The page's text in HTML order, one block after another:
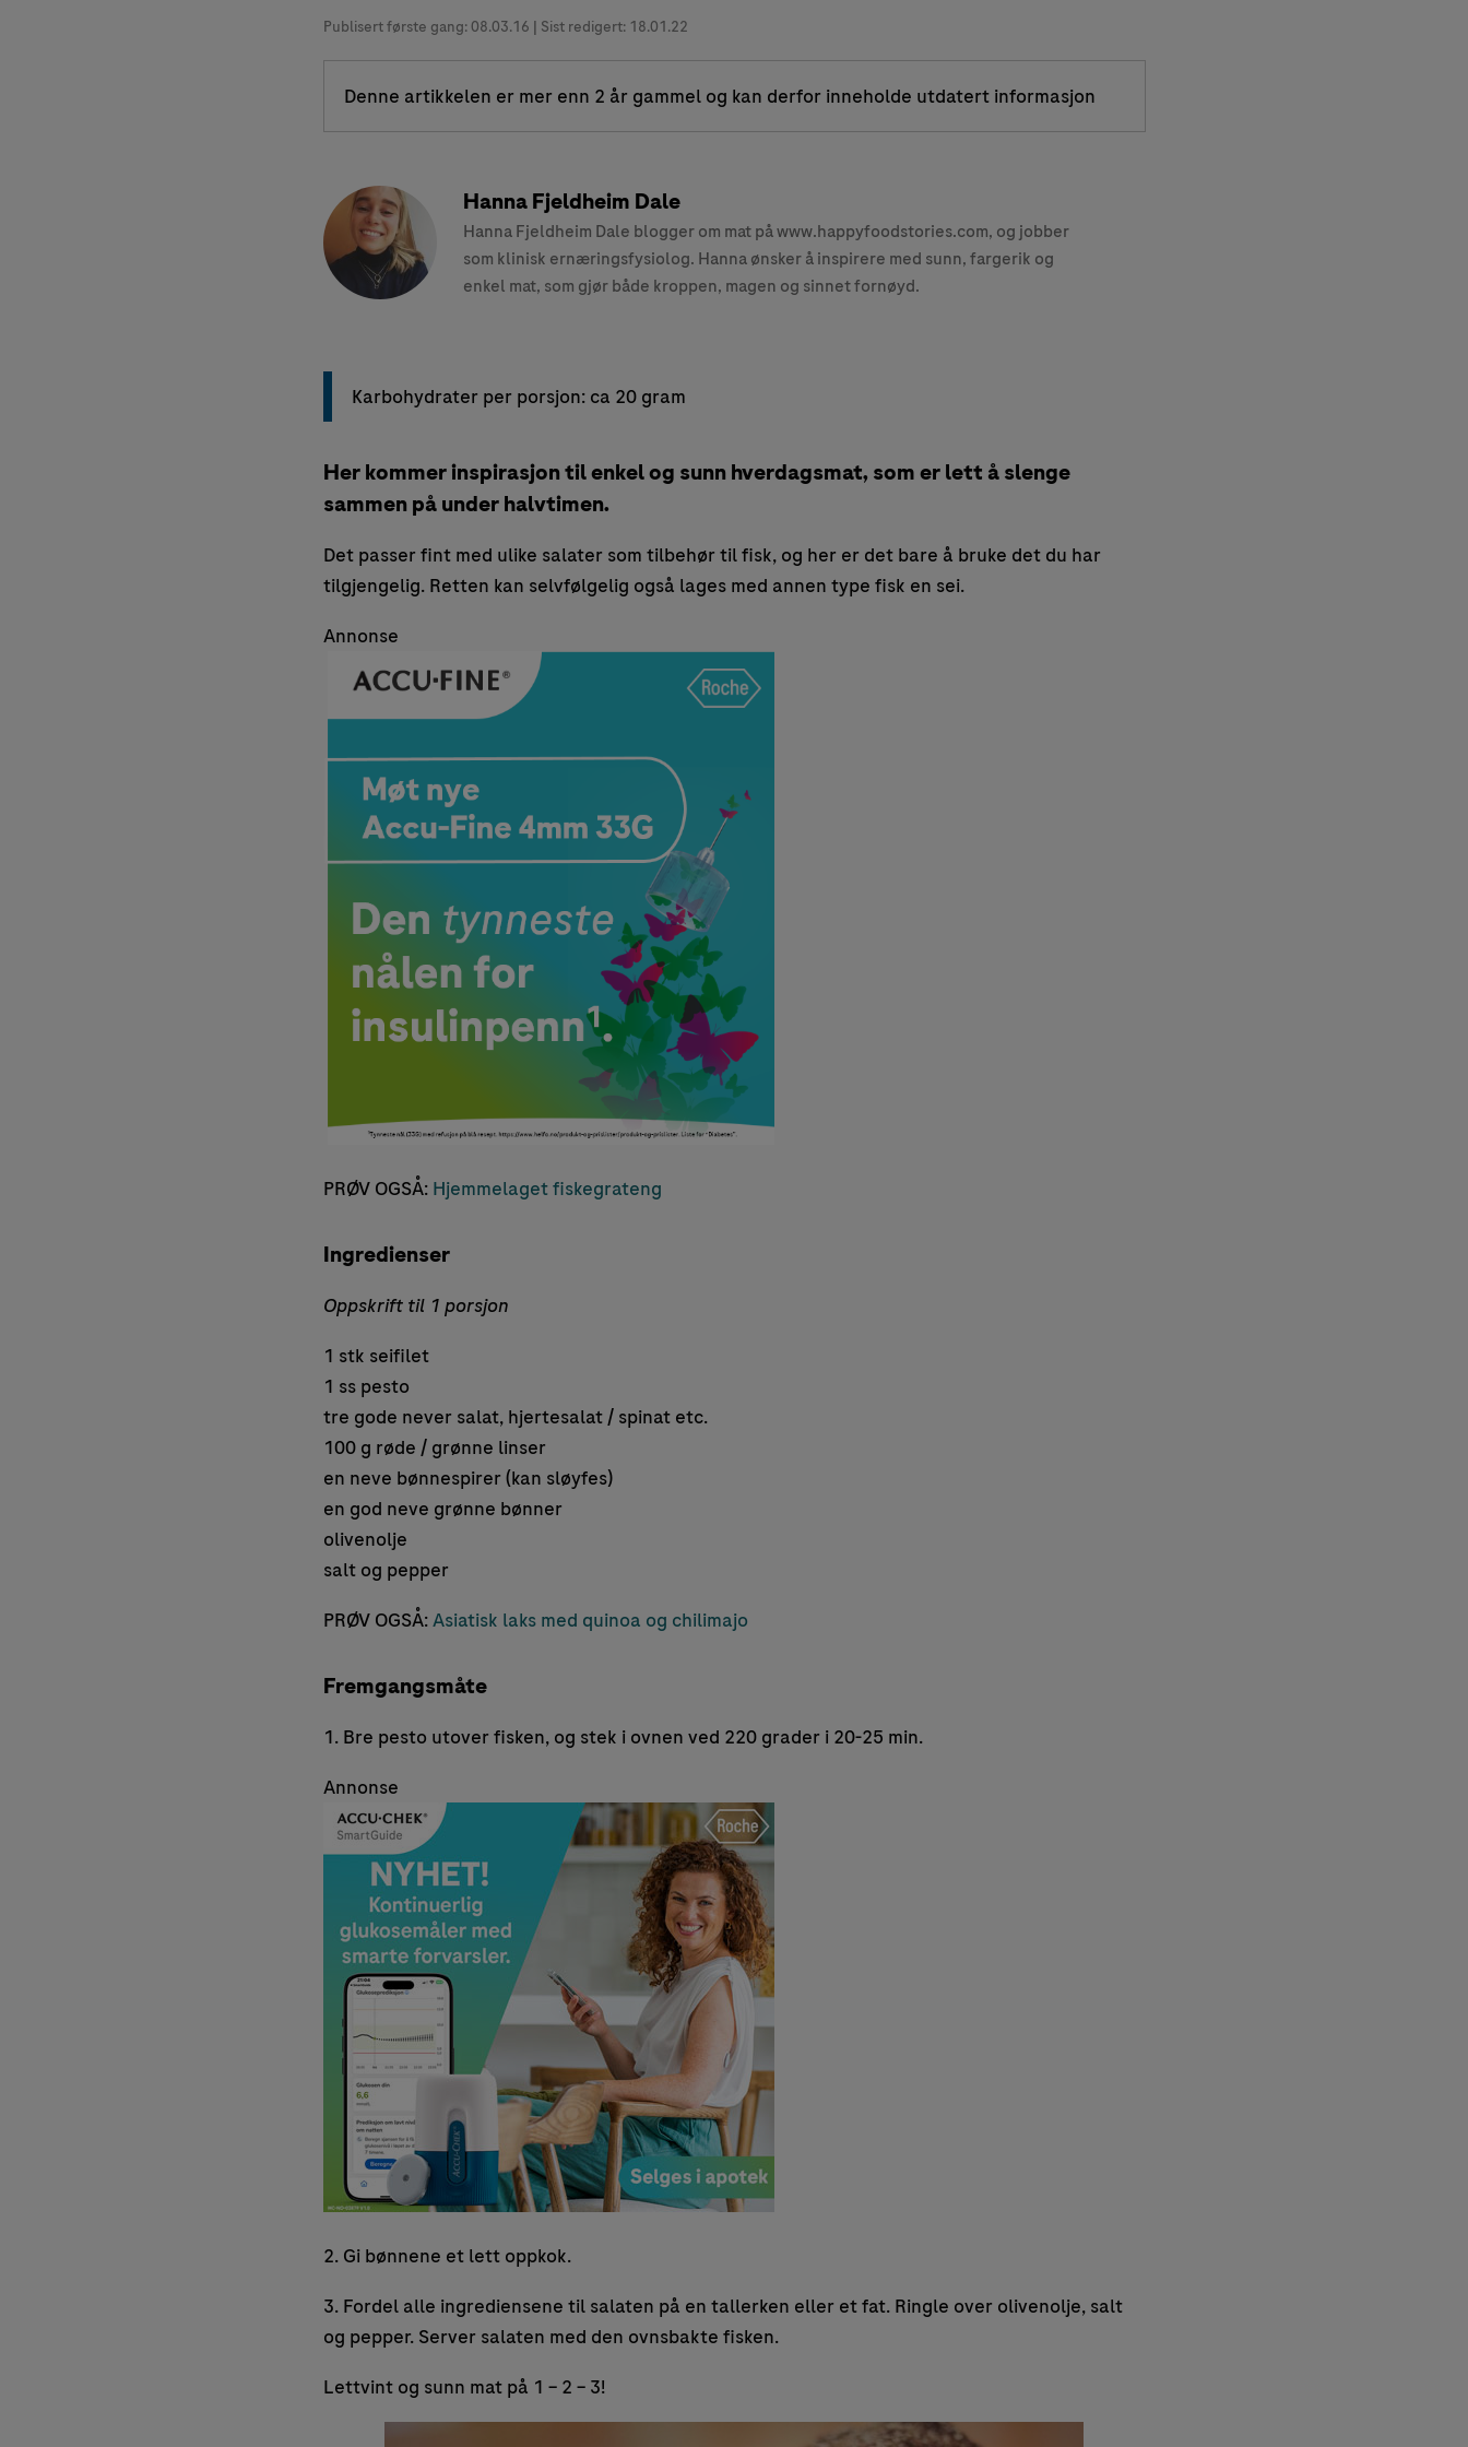
Publisert første gang: 08.03.16 | Sist redigert: 18.01.22
Denne artikkelen er mer enn 2 år gammel og kan derfor inneholde utdatert informasjon
Hanna Fjeldheim Dale
Hanna Fjeldheim Dale blogger om mat på www.happyfoodstories.com, og jobber
som klinisk ernæringsfysiolog. Hanna ønsker å inspirere med sunn, fargerik og
enkel mat, som gjør både kroppen, magen og sinnet fornøyd.
Karbohydrater per porsjon: ca 20 gram
Her kommer inspirasjon til enkel og sunn hverdagsmat, som er lett å slenge
sammen på under halvtimen.
Det passer fint med ulike salater som tilbehør til fisk, og her er det bare å bruke det du har
tilgjengelig. Retten kan selvfølgelig også lages med annen type fisk en sei.
Annonse
PRØV OGSÅ: Hjemmelaget fiskegrateng
Ingredienser
Oppskrift til 1 porsjon
1 stk seifilet
1 ss pesto
tre gode never salat, hjertesalat / spinat etc.
100 g røde / grønne linser
en neve bønnespirer (kan sløyfes)
en god neve grønne bønner
olivenolje
salt og pepper
PRØV OGSÅ:Asiatisk laks med quinoa og chilimajo
Fremgangsmåte
1. Bre pesto utover fisken, og stek i ovnen ved 220 grader i 20-25 min.
Annonse
2. Gi bønnene et lett oppkok.
3. Fordel alle ingrediensene til salaten på en tallerken eller et fat. Ringle over olivenolje, salt
og pepper. Server salaten med den ovnsbakte fisken.
Lettvint og sunn mat på 1 – 2 – 3!